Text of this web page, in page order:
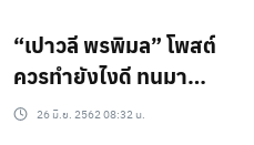
“เปาวลี พรพิมล” โพสต์
ควรทำยังไงดี ทนมา
มากกว่า2ปีแล้ว???
26 มิ.ย. 2562 08:32 น.